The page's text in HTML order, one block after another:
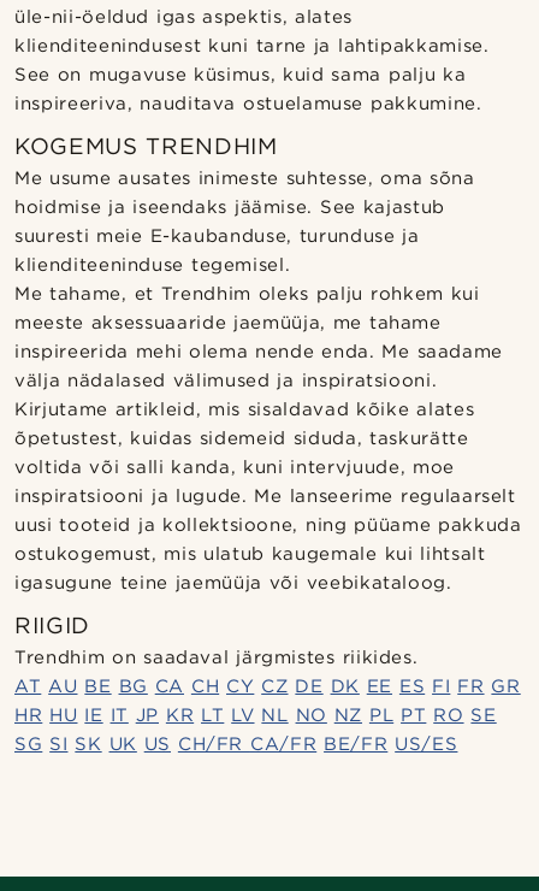
üle-nii-öeldud igas aspektis, alates
klienditeenindusest kuni tarne ja lahtipakkamise.
See on mugavuse küsimus, kuid sama palju ka
inspireeriva, nauditava ostuelamuse pakkumine.
KOGEMUS TRENDHIM
Me usume ausates inimeste suhtesse, oma sõna
hoidmise ja iseendaks jäämise. See kajastub
suuresti meie E-kaubanduse, turunduse ja
klienditeeninduse tegemisel.
Me tahame, et Trendhim oleks palju rohkem kui
meeste aksessuaaride jaemüüja, me tahame
inspireerida mehi olema nende enda. Me saadame
välja nädalased välimused ja inspiratsiooni.
Kirjutame artikleid, mis sisaldavad kõike alates
õpetustest, kuidas sidemeid siduda, taskurätte
voltida või salli kanda, kuni intervjuude, moe
inspiratsiooni ja lugude. Me lanseerime regulaarselt
uusi tooteid ja kollektsioone, ning püüame pakkuda
ostukogemust, mis ulatub kaugemale kui lihtsalt
igasugune teine jaemüüja või veebikataloog.
RIIGID
Trendhim on saadaval järgmistes riikides.
AT AU BE BG CA CH CY CZ DE DK EE ES FI FR GR
HR HU IE IT JP KR LT LV NL NO NZ PL PT RO SE
SG SI SK UK US CH/FR CA/FR BE/FR US/ES